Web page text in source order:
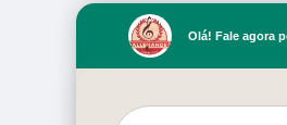
Missão
Olá! Fale agora